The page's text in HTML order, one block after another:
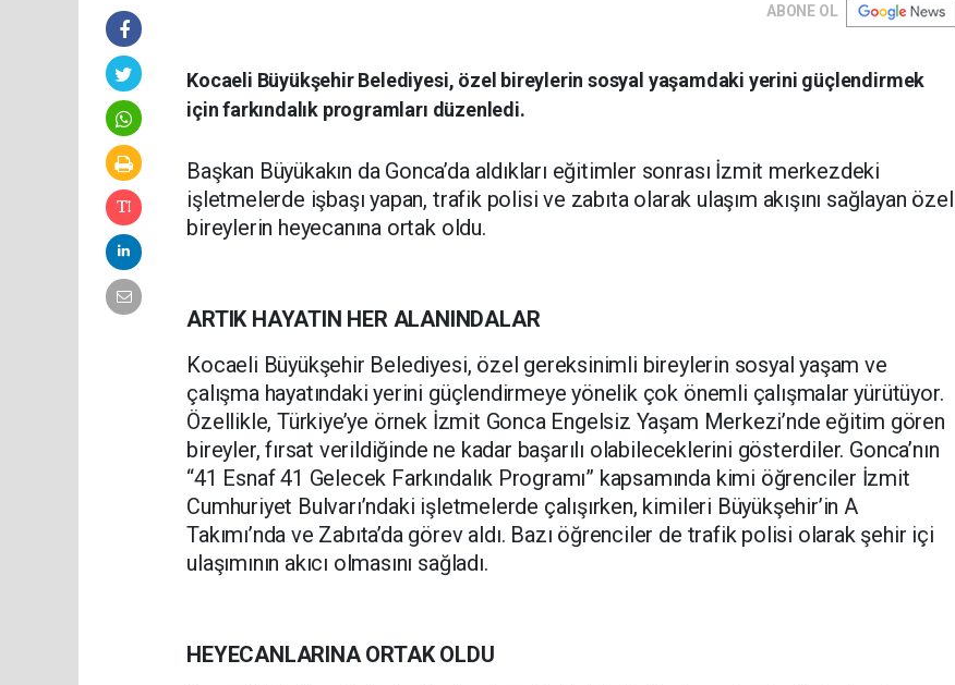
ABONE OL
Kocaeli Büyükşehir Belediyesi, özel bireylerin sosyal yaşamdaki yerini güçlendirmek
için farkındalık programları düzenledi.
Başkan Büyükakın da Gonca’da aldıkları eğitimler sonrası İzmit merkezdeki
işletmelerde işbaşı yapan, trafik polisi ve zabıta olarak ulaşım akışını sağlayan özel
bireylerin heyecanına ortak oldu.
ARTIK HAYATIN HER ALANINDALAR
Kocaeli Büyükşehir Belediyesi, özel gereksinimli bireylerin sosyal yaşam ve
çalışma hayatındaki yerini güçlendirmeye yönelik çok önemli çalışmalar yürütüyor.
Özellikle, Türkiye’ye örnek İzmit Gonca Engelsiz Yaşam Merkezi’nde eğitim gören
bireyler, fırsat verildiğinde ne kadar başarılı olabileceklerini gösterdiler. Gonca’nın
“41 Esnaf 41 Gelecek Farkındalık Programı” kapsamında kimi öğrenciler İzmit
Cumhuriyet Bulvarı’ndaki işletmelerde çalışırken, kimileri Büyükşehir’in A
Takımı’nda ve Zabıta’da görev aldı. Bazı öğrenciler de trafik polisi olarak şehir içi
ulaşımının akıcı olmasını sağladı.
HEYECANLARINA ORTAK OLDU